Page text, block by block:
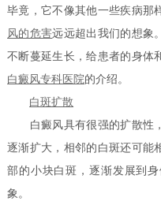
毕竟，它不像其他一些疾病那
风的危害远远超出我们的想象
不断蔓延生长，给患者的身体
白癜风专科医院的介绍。
白斑扩散
白癜风具有很强的扩散性，
逐渐扩大，相邻的白斑还可能
部的小块白斑，逐渐发展到
象。